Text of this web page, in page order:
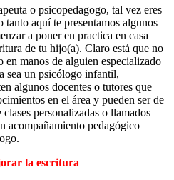
o psicopedagogo, tal vez eres
aquí te presentamos algunos
a poner en practica en casa
de tu hijo(a). Claro está que no
manos de alguien especializado
sea un psicólogo infantil,
algunos docentes o tutores que
en el área y pueden ser de
personalizadas o llamados
acompañamiento pedagógico
la escritura